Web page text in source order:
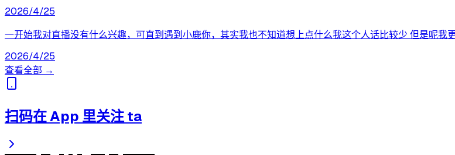
2026/4/25
一开始我对直播没有什么兴趣，可直到遇到小鹿你，其实我也不知道想上点什么我这个人话比较少 但是呢
2026/4/25
查看全部 →
扫码在 App 里关注 ta